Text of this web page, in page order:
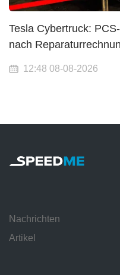
Tesla Cybertruck:
nach
12:48 08-08-2026
Nachrichten
Artikel